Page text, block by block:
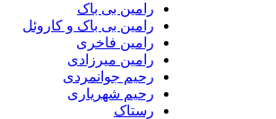
رامین بی باک
رامین بی باک و کاروئل
رامین فاخری
رامین میرزادی
رحیم جوانمردی
رحیم شهریاری
رستاک